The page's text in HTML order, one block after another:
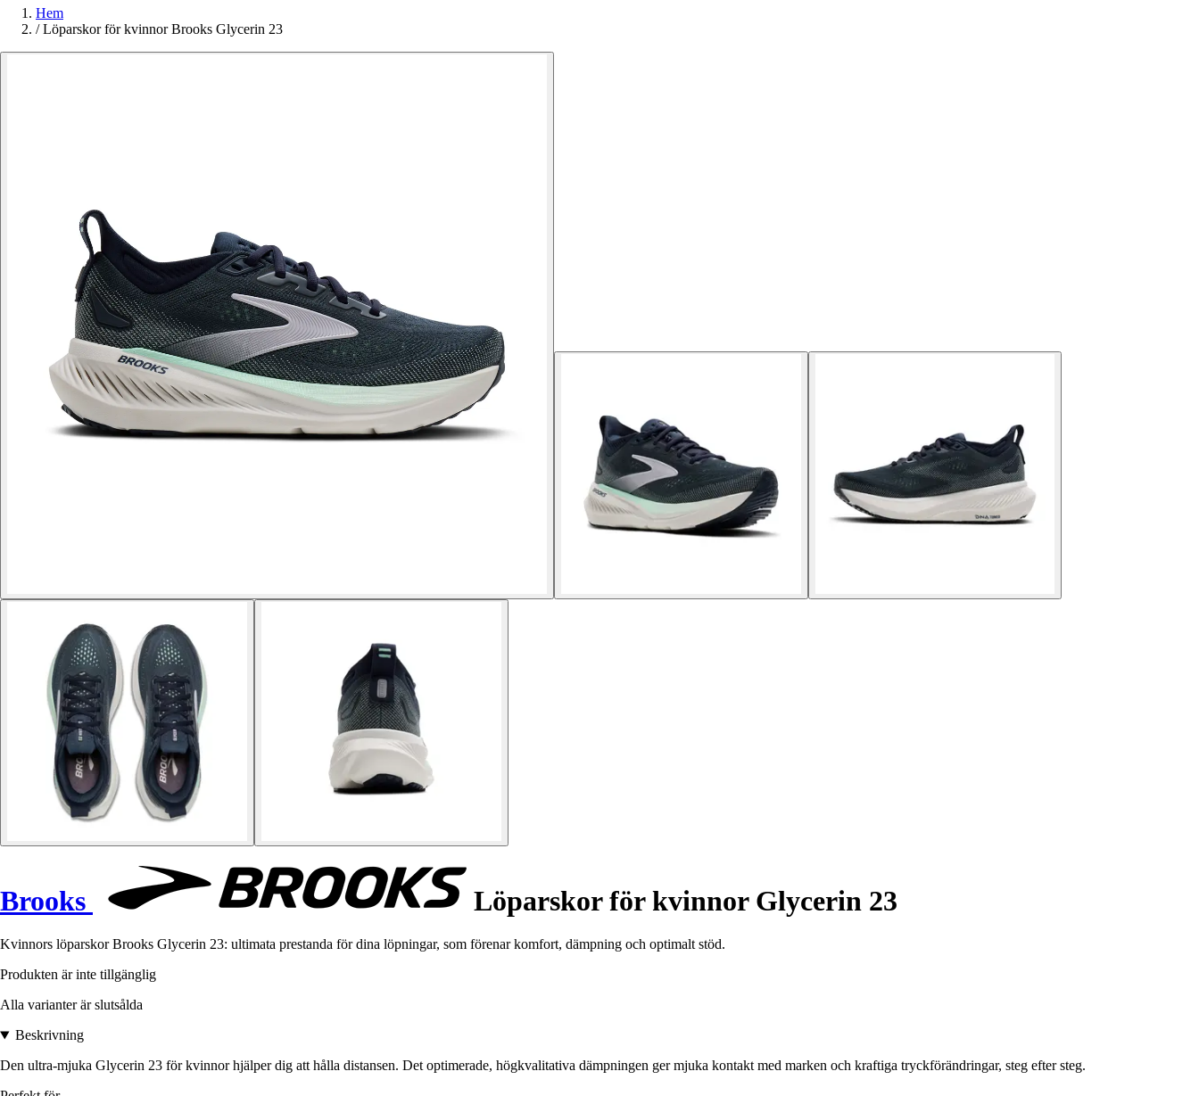
Hem
/ Löparskor för kvinnor Brooks Glycerin 23
Brooks Löparskor för kvinnor Glycerin 23
Kvinnors löparskor Brooks Glycerin 23: ultimata prestanda för dina löpningar, som förenar komfort, dämpning och optimalt stöd.
Produkten är inte tillgänglig
Alla varianter är slutsålda
Beskrivning
Den ultra-mjuka Glycerin 23 för kvinnor hjälper dig att hålla distansen. Det optimerade, högkvalitativa dämpningen ger mjuka kontakt med marken och kraftiga tryckförändringar, steg efter steg.